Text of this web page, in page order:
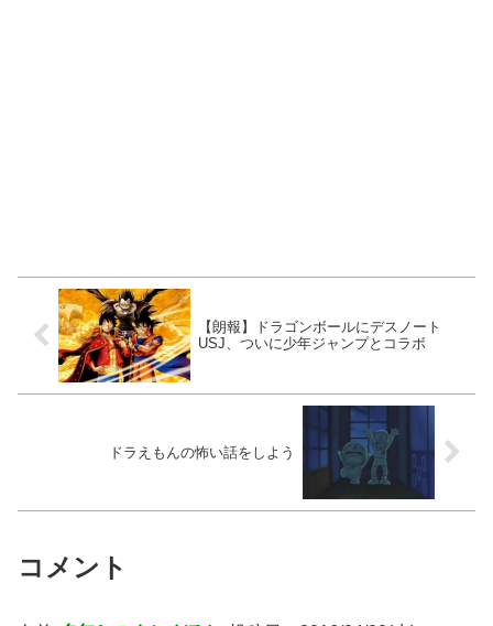
【朗報】ドラゴンボールにデスノート
USJ、ついに少年ジャンプとコラボ
ドラえもんの怖い話をしよう
コメント